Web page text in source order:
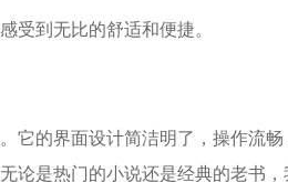
受到无比的舒适和便捷。
它的界面设计简洁明了，操作流
论是热门的小说还是经典的老书